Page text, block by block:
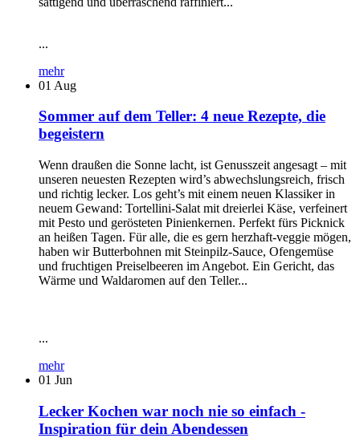
...
mehr
01 Aug
Sommer auf dem Teller: 4 neue Rezepte, die
begeistern
Wenn draußen die Sonne lacht, ist Genusszeit angesagt – mit
unseren neuesten Rezepten wird’s abwechslungsreich, frisch
und richtig lecker. Los geht’s mit einem neuen Klassiker in
neuem Gewand: Tortellini-Salat mit dreierlei Käse, verfeinert
mit Pesto und gerösteten Pinienkernen. Perfekt fürs Picknick
an heißen Tagen. Für alle, die es gern herzhaft-veggie mögen,
haben wir Butterbohnen mit Steinpilz-Sauce, Ofengemüse
und fruchtigen Preiselbeeren im Angebot. Ein Gericht, das
Wärme und Waldaromen auf den Teller...
...
mehr
01 Jun
Lecker Kochen war noch nie so einfach -
Inspiration für dein Abendessen